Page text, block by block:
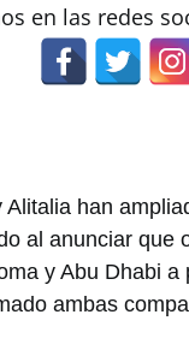
en las redes
Alitalia han
al anunciar que
y Abu Dhabi
ambas